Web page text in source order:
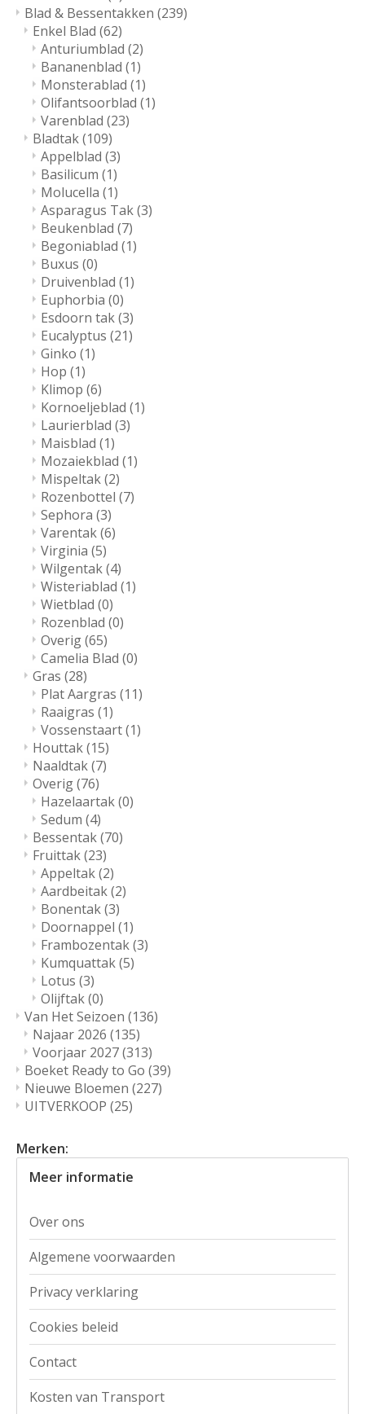
Blad & Bessentakken (239)
Enkel Blad (62)
Anturiumblad (2)
Bananenblad (1)
Monsterablad (1)
Olifantsoorblad (1)
Varenblad (23)
Bladtak(109)
Appelblad (3)
Basilicum (1)
Molucella (1)
Asparagus Tak(3)
Beukenblad (7)
Begoniablad (1)
Buxus (0)
Druivenblad (1)
Euphorbia (0)
Esdoorn tak(3)
Eucalyptus (21)
Ginko (1)
Hop (1)
Klimop (6)
Kornoeljeblad (1)
Laurierblad (3)
Maisblad (1)
Mozaiekblad (1)
Mispeltak(2)
Rozenbottel (7)
Sephora (3)
Varentak(6)
Virginia (5)
Wilgentak(4)
Wisteriablad (1)
Wietblad (0)
Rozenblad (0)
Overig(65)
Camelia Blad (0)
Gras (28)
Plat Aargras (11)
Raaigras (1)
Vossenstaart(1)
Houttak(15)
Naaldtak(7)
Overig(76)
Hazelaartak(0)
Sedum (4)
Bessentak(70)
Fruittak(23)
Appeltak(2)
Aardbeitak(2)
Bonentak(3)
Doornappel (1)
Frambozentak(3)
Kumquattak(5)
Lotus (3)
Olijftak(0)
Van Het Seizoen (136)
Najaar 2026 (135)
Voorjaar 2027(313)
Boeket Ready to Go (39)
Nieuwe Bloemen (227)
UITVERKOOP (25)
Merken:
Meer informatie
Over ons
Algemene voorwaarden
Privacy verklaring
Cookies beleid
Contact
Kosten van Transport